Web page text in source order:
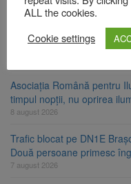
8 august 2026
Ungaria renunță la apelul
energie. Nivelul Dunării a
Asociația Română pentru
timpul nopții, nu oprirea
8 august 2026
Trafic blocat pe DN1E
Două persoane primesc
7 august 2026
ALL the cookies.
Cookie settings